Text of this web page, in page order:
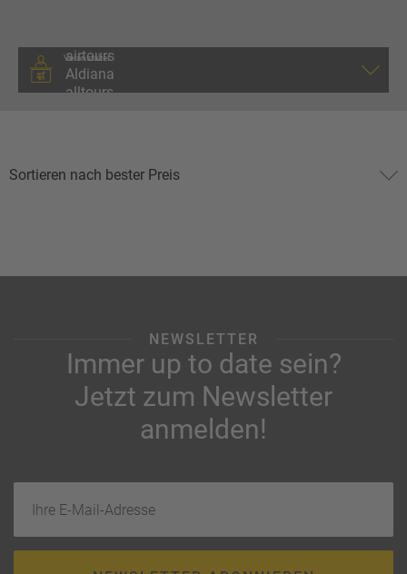
Veranstalter
NEWSLETTER
Immer up to date sein?
Jetzt zum Newsletter
anmelden!